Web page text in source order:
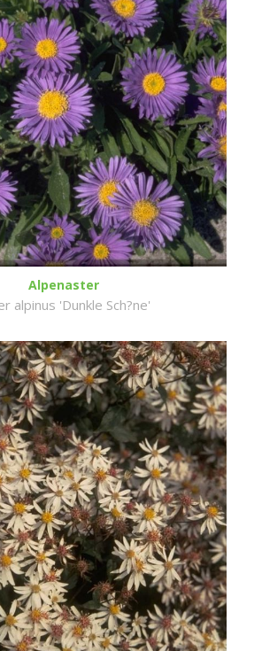
Alpenaster
alpinus 'Dunkle Sch?ne'